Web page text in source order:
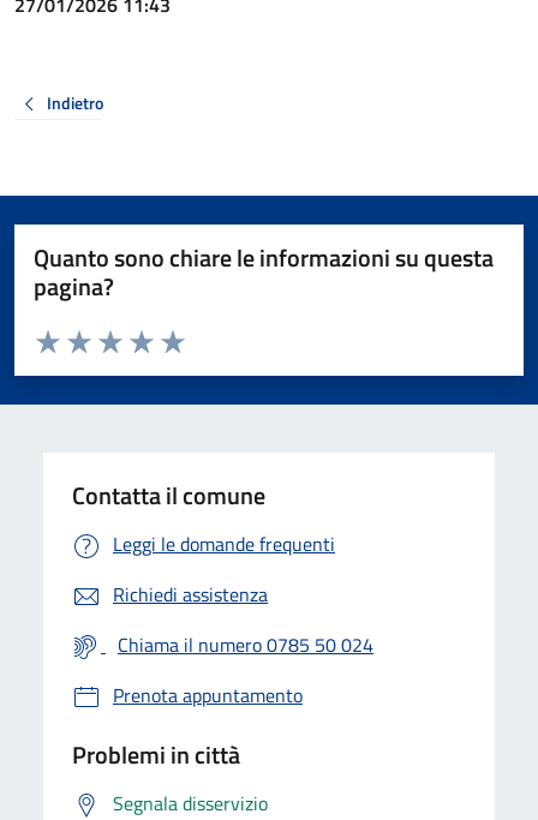
Indietro
Quanto sono chiare le informazioni su questa
pagina?
Valuta da 1 a 5 stelle la pagina
Valuta 5 stelle su 5
Valuta 4 stelle su 5
Valuta 3 stelle su 5
Valuta 2 stelle su 5
Valuta 1 stelle su 5
Contatta il comune
Leggi le domande frequenti
Richiedi assistenza
Chiama il numero 0785 50 024
Prenota appuntamento
Problemi in città
Segnala disservizio